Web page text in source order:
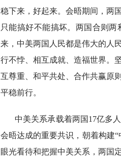
稳下来，好起来。会晤期间，两
只能搞好不能搞坏。两国合则
来，中美两国人民都是伟大的人
行不悖、相互成就、造福世界。
互尊重、和平共处、合作共赢原
平稳前行。
中美关系承载着两国17亿多
会晤达成的重要共识，朝着构建
眼光看待和把握中美关系，两国